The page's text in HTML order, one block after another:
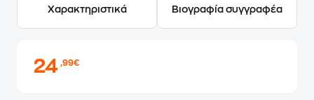
Χαρακτηριστικά Βιογραφία συγγραφέα
24,99€